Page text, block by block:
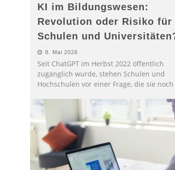
KI im Bildungswesen:
Revolution oder Risiko für
Schulen und
8. Mai 2026
Seit ChatGPT im Herbst 2022 öffentlich
zugänglich wurde, stehen Schulen und
Hochschulen vor einer Frage, die sie